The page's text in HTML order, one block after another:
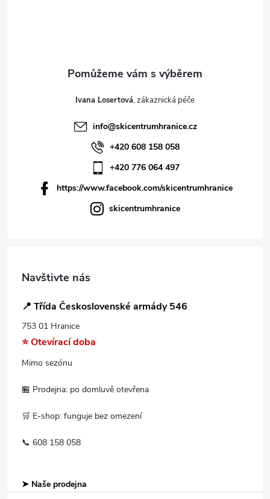
Ivana Losertová
info@skicentrumhranice.cz
+420 608 158 058
+420 776 064 497
https://www.facebook.com/skicentrumhranice
skicentrumhranice
Navštivte nás
📍 Třída Československé armády 546
753 01 Hranice
⭐ Otevírací doba
Mimo sezónu
🏪 Prodejna: po domluvě otevřena
🛒 E-shop: funguje bez omezení
📞 608 158 058
➤ Naše prodejna